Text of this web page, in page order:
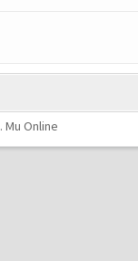
. Mu Online